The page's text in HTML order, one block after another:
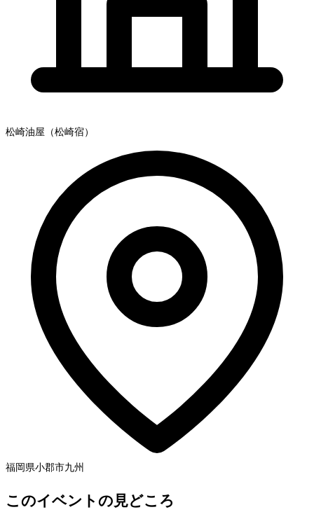
松崎油屋（松崎宿）
福岡県小郡市九州
このイベントの見どころ